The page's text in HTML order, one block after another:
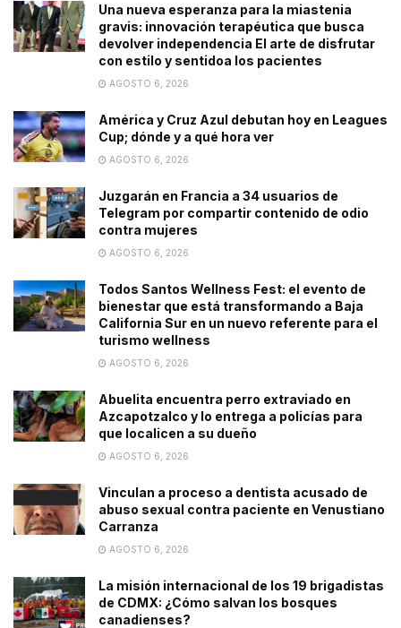
Una nueva esperanza para la miastenia
gravis: innovación terapéutica que busca
devolver independencia El arte de disfrutar
con estilo y sentidoa los pacientes
AGOSTO 6, 2026
América y Cruz Azul debutan hoy en Leagues
Cup; dónde y a qué hora ver
AGOSTO 6, 2026
Juzgarán en Francia a 34 usuarios de
Telegram por compartir contenido de odio
contra mujeres
AGOSTO 6, 2026
Todos Santos Wellness Fest: el evento de
bienestar que está transformando a Baja
California Sur en un nuevo referente para el
turismo wellness
AGOSTO 6, 2026
Abuelita encuentra perro extraviado en
Azcapotzalco y lo entrega a policías para
que localicen a su dueño
AGOSTO 6, 2026
Vinculan a proceso a dentista acusado de
abuso sexual contra paciente en Venustiano
Carranza
AGOSTO 6, 2026
La misión internacional de los 19 brigadistas
de CDMX: ¿Cómo salvan los bosques
canadienses?